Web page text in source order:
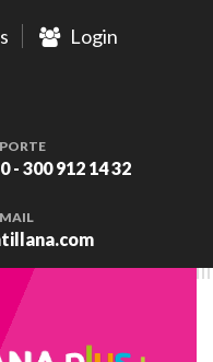
Login
- 300 912 14 32